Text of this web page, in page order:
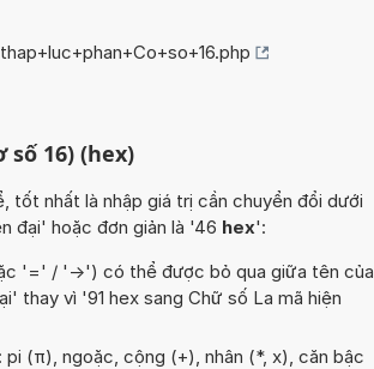
số 16) (hex)
nhất là nhập giá trị cần chuyển đổi dưới
đại' hoặc đơn giản là '46 hex':
'=' / '->') có thể được bỏ qua giữa tên của
thay vì '91 hex sang Chữ số La mã hiện
(π), ngoặc, cộng (+), nhân (*, x), căn bậc